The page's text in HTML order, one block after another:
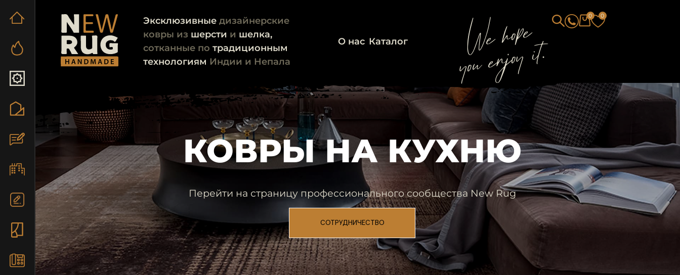
Эксклюзивныедизайнерские
ковры из шерсти и шелка,
сотканные по традиционным
технологиям Индии и Непала
О нас Каталог We hope
you enjoy it.
0 0
КОВРЫ НА КУХНЮ
Перейти на страницу профессионального сообщества New Rug
СОТРУДНИЧЕСТВО